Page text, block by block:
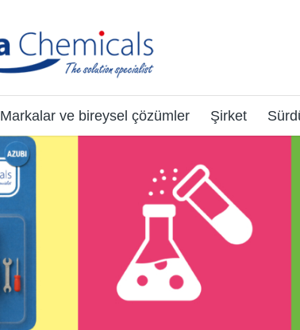
Markalar ve bireysel çözümler Şirket